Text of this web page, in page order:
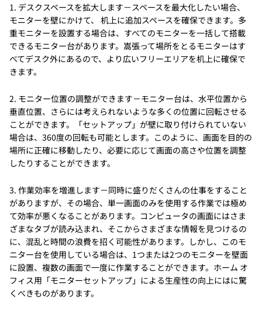
1. デスクスペースを拡大します－スペースを最大化したい場合、
モニターを壁にかけて、 机上に追加スペースを確保できます。多
重モニターを設置する場合は、すべてのモニターを一括して搭載
できるモニター台があります。嵩張って場所をとるモニターはす
べてデスク外にあるので、より広いフリーエリアを机上に確保で
きます。
2. モニター位置の調整ができます－モニター台は、水平位置から
垂直位置、さらには考えられないような多くの位置に回転させる
ことができます。「セットアップ」が壁に取り付けられていない
場合は、360度の回転も可能とします。このように、画面を目的の
場所に正確に移動したり、必要に応じて画面の高さや位置を調整
したりすることができます。
3. 作業効率を増進します－同時に盛りだくさんの仕事をすること
がありますが、その場合、単一画面のみを使用する作業では極め
て効率が悪くなることがあります。コンピュータの画面にはさま
ざまなタブが読み込まれ、そこからさまざまな情報を見つけるの
に、混乱と時間の浪費を招く可能性があります。しかし、このモ
ニター台を使用している場合は、1つまたは2つのモニターを壁面
に設置、複数の画面で一度に作業することができます。ホーム オ
フィス用「モニターセットアップ」による生産性の向上にはに驚
くべきものがあります。